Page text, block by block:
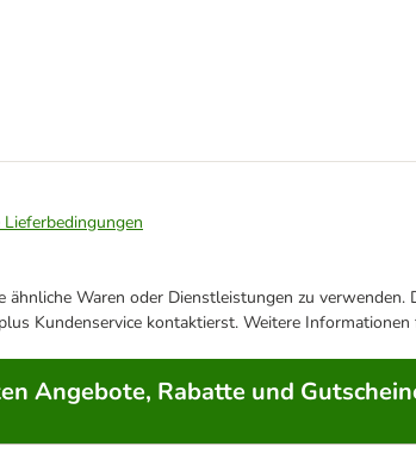
Waren oder Dienstleistungen zu
Kundenservice kontaktierst. Weitere
Angebote, Rabatte und